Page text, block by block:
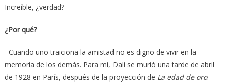
Increíble, ¿verdad?
¿Por qué?
–Cuando uno traiciona la amistad no es digno de vivir en la
memoria de los demás. Para mí, Dalí se murió una tarde de abril
de 1928 en París, después de la proyección de La edad de oro.